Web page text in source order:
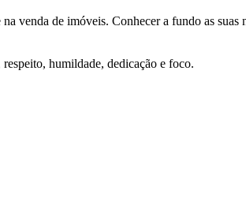
venda de imóveis. Conhecer a fundo as
humildade, dedicação e foco.